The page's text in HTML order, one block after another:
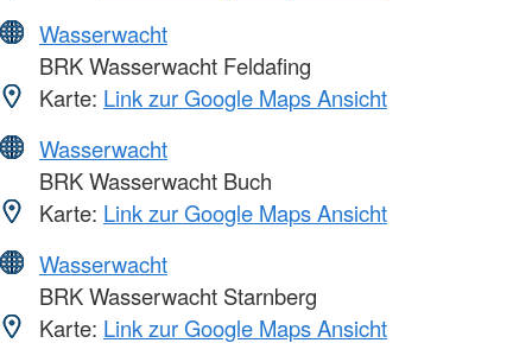
Wasserwacht
BRK Wasserwacht Feldafing
Karte: Link zur Google Maps Ansicht
Wasserwacht
BRK Wasserwacht Buch
Karte: Link zur Google Maps Ansicht
Wasserwacht
BRK Wasserwacht Starnberg
Karte: Link zur Google Maps Ansicht